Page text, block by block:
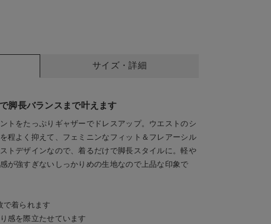
サイズ・詳細
脚長バランスまで叶えます
トをたっぷりギャザーでドレスアップ。ウエストのシ
程よく抑えて、フェミニンなフィット＆フレアーシル
トデザインなので、着るだけで脚長スタイルに。軽や
が強すぎないしっかりめの生地なので上品な印象で
で着られます
感を際立たせています